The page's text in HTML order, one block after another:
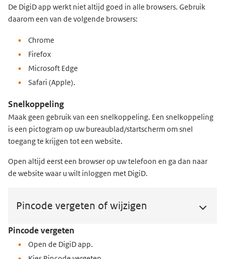
De DigiD app werkt niet altijd goed in alle browsers. Gebruik
daarom een van de volgende browsers:
Chrome
Firefox
Microsoft Edge
Safari (Apple).
Snelkoppeling
Maak geen gebruik van een snelkoppeling. Een snelkoppeling
is een pictogram op uw bureaublad/startscherm om snel
toegang te krijgen tot een website.
Open altijd eerst een browser op uw telefoon en ga dan naar
de website waar u wilt inloggen met DigiD.
Pincode vergeten of wijzigen
Pincode vergeten
Open de DigiD app.